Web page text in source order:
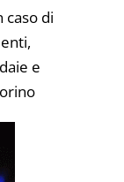
caso di
e